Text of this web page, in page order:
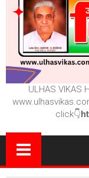
ULHAS VIKAS
click👇